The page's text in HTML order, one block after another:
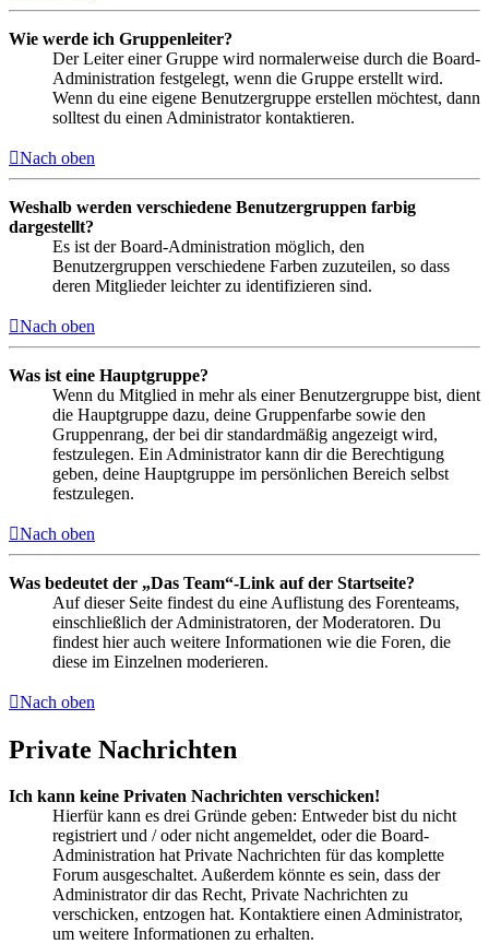
Wie werde ich Gruppenleiter?
Der Leiter einer Gruppe wird normalerweise durch die Board-
Administration festgelegt, wenn die Gruppe erstellt wird.
Wenn du eine eigene Benutzergruppe erstellen möchtest, dann
solltest du einen Administrator kontaktieren.
Nach oben
Weshalb werden verschiedene Benutzergruppen farbig
dargestellt?
Es ist der Board-Administration möglich, den
Benutzergruppen verschiedene Farben zuzuteilen, so dass
deren Mitglieder leichter zu identifizieren sind.
Nach oben
Was ist eine Hauptgruppe?
Wenn du Mitglied in mehr als einer Benutzergruppe bist, dient
die Hauptgruppe dazu, deine Gruppenfarbe sowie den
Gruppenrang, der bei dir standardmäßig angezeigt wird,
festzulegen. Ein Administrator kann dir die Berechtigung
geben, deine Hauptgruppe im persönlichen Bereich selbst
festzulegen.
Nach oben
Was bedeutet der „Das Team“-Link auf der Startseite?
Auf dieser Seite findest du eine Auflistung des Forenteams,
einschließlich der Administratoren, der Moderatoren. Du
findest hier auch weitere Informationen wie die Foren, die
diese im Einzelnen moderieren.
Nach oben
Private Nachrichten
Ich kann keine Privaten Nachrichten verschicken!
Hierfür kann es drei Gründe geben: Entweder bist du nicht
registriert und / oder nicht angemeldet, oder die Board-
Administration hat Private Nachrichten für das komplette
Forum ausgeschaltet. Außerdem könnte es sein, dass der
Administrator dir das Recht, Private Nachrichten zu
verschicken, entzogen hat. Kontaktiere einen Administrator,
um weitere Informationen zu erhalten.